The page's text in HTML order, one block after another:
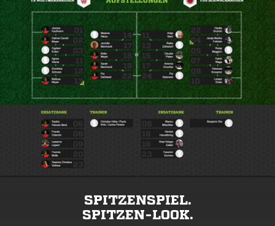
SPITZENSPIEL.
SPITZEN-LOOK.